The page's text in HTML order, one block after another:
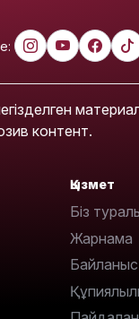
контент.
Қызмет
Біз
Жарнама
Байланыс